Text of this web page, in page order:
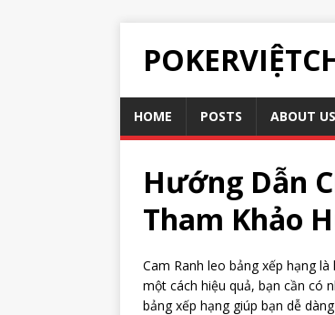
HOME POSTS ABOUT US
Hướng Dẫn
Tham Khảo
Cam Ranh leo bảng xếp hạng
một cách hiệu quả, bạn cần có
bảng xếp hạng giúp bạn dễ